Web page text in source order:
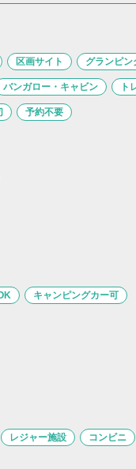
区画サイト グランピン
バンガロー・キャビン ト
予約不要
キャンピングカー可
レジャー施設 コンビニ